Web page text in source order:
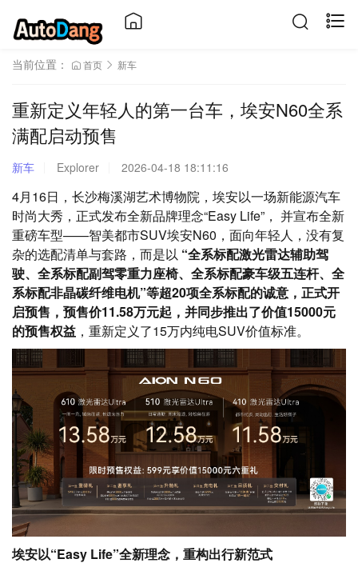
当前位置： 首页 新车
重新定义年轻人的第一台车，埃安N60全系
满配启动预售
新车 Explorer 2026-04-18 18:11:16
4月16日，长沙梅溪湖艺术博物院，埃安以一场新能源汽车
时尚大秀，正式发布全新品牌理念“Easy Life”， 并宣布全新
重磅车型——智美都市SUV埃安N60，面向年轻人，没有复
杂的选配清单与套路，而是以 “全系标配激光雷达辅助驾
驶、全系标配副驾零重力座椅、全系标配豪车级五连杆、全
系标配非晶碳纤维电机”等超20项全系标配的诚意，正式开
启预售，预售价11.58万元起，并同步推出了价值15000元
的预售权益 ，重新定义了15万内纯电SUV价值标准。
埃安以“Easy Life”全新理念，重构出行新范式